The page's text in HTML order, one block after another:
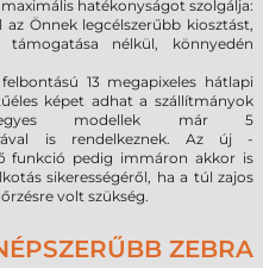
hatékonyságot szolgálja:
Önnek legcélszerűbb kiosztást,
nélkül, könnyedén
13 megapixeles hátlapi
képet adhat a szállítmányok
modellek már 5
is rendelkeznek. Az új -
funkció pedig immáron akkor is
sikerességéről, ha a túl zajos
volt szükség.
ZEBRA